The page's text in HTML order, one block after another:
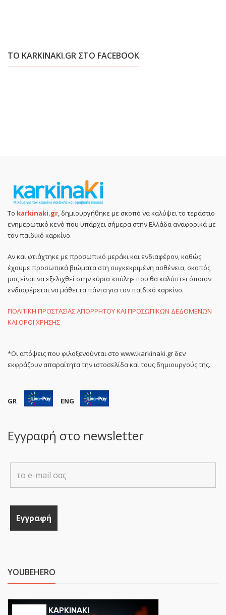
ΤΟ KARKINAKI.GR ΣΤΟ FACEBOOK
Το karkinaki.gr, δημιουργήθηκε με σκοπό να καλύψει το τεράστιο
ενημερωτικό κενό που υπάρχει σήμερα στην Ελλάδα αναφορικά με
τον παιδικό καρκίνο.
Αν και φτιάχτηκε με προσωπικό μεράκι και ενδιαφέρον, καθώς
έχουμε προσωπικά βιώματα στη συγκεκριμένη ασθένεια, σκοπός
μας είναι να εξελιχθεί στην κύρια «πύλη» που θα καλύπτει όποιον
ενδιαφέρεται να μάθει τα πάντα για τον παιδικό καρκίνο.
ΠΟΛΙΤΙΚΗ ΠΡΟΣΤΑΣΙΑΣ ΑΠΟΡΡΗΤΟΥ ΚΑΙ ΠΡΟΣΩΠΙΚΩΝ ΔΕΔΟΜΕΝΩΝ
ΚΑΙ ΟΡΟΙ ΧΡΗΣΗΣ
*Οι απόψεις που φιλοξενούνται στο www.karkinaki.gr δεν
εκφράζουν απαραίτητα την ιστοσελίδα και τους δημιουργούς της.
GR ENG
Εγγραφή στο newsletter
YOUBEHERO